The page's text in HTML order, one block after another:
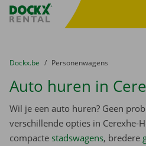
Fratello DEMO
U bevindt zich hier:
van
Dockx.be naar
Personenwagens
Auto huren in
Wil je een auto huren? Geen
verschillende opties in Cerexhe-
compacte stadswagens, bredere